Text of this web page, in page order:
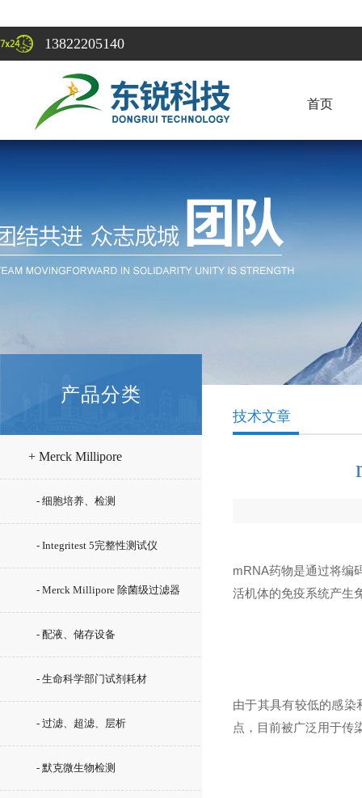
13822205140
首页
产品分类
+ Merck Millipore
- 细胞培养、检测
- Integritest 5完整性测试仪
- Merck Millipore 除菌级过滤器
- 配液、储存设备
- 生命科学部门试剂耗材
- 过滤、超滤、层析
- 默克微生物检测
技术文章
mRNA药物是通过将编
活机体的免疫系统产生
由于其具有较低的感
点，目前被广泛用于传